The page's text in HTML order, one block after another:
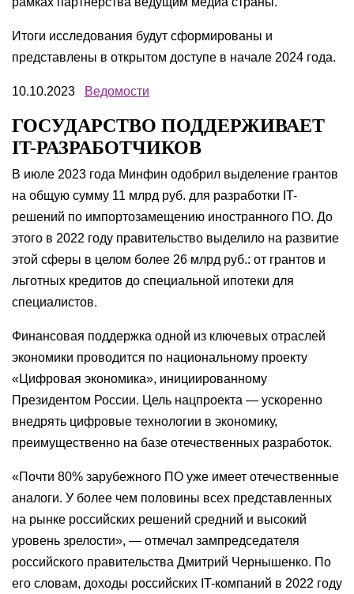
Итоги исследования будут сформированы и
представлены в открытом доступе в начале 2024 года.
10.10.2023 Ведомости
ГОСУДАРСТВО ПОДДЕРЖИВАЕТ
IT-РАЗРАБОТЧИКОВ
В июле 2023 года Минфин одобрил выделение грантов
на общую сумму 11 млрд руб. для разработки IT-
решений по импортозамещению иностранного ПО. До
этого в 2022 году правительство выделило на развитие
этой сферы в целом более 26 млрд руб.: от грантов и
льготных кредитов до специальной ипотеки для
специалистов.
Финансовая поддержка одной из ключевых отраслей
экономики проводится по национальному проекту
«Цифровая экономика», инициированному
Президентом России. Цель нацпроекта — ускоренно
внедрять цифровые технологии в экономику,
преимущественно на базе отечественных разработок.
«Почти 80% зарубежного ПО уже имеет отечественные
аналоги. У более чем половины всех представленных
на рынке российских решений средний и высокий
уровень зрелости», — отмечал зампредседателя
российского правительства Дмитрий Чернышенко. По
его словам, доходы российских IT-компаний в 2022 году